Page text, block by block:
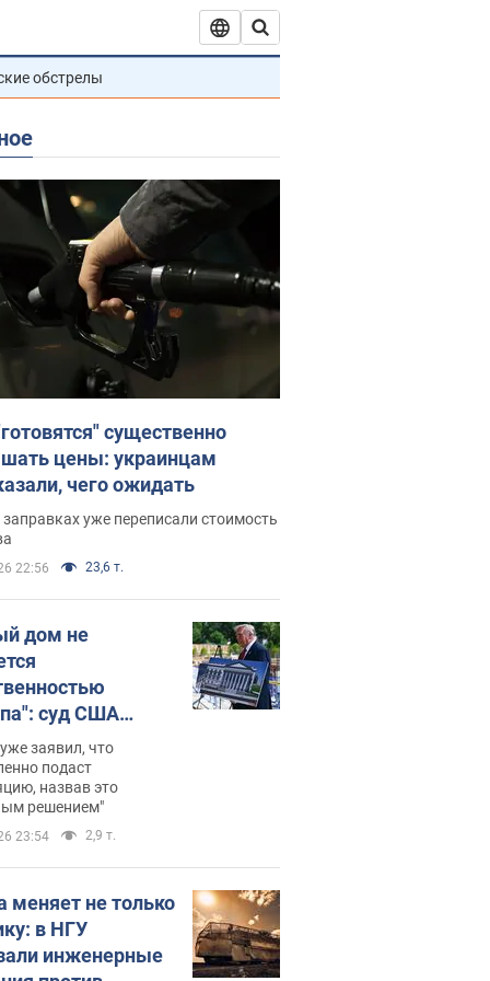
обстрелы
существенно
цены: украинцам
чего ожидать
уже переписали стоимость
22:56 23,6 т.
дом не
суд США
зала
400 млн
заявил, что
подаст
назвав это
решением"
23:54 2,9 т.
меняет не только
в НГУ
инженерные